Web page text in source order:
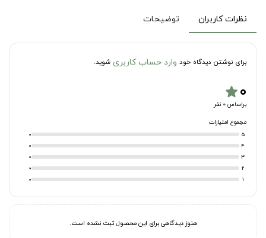
نظرات کاربران توضیحات
برای نوشتن دیدگاه خود وارد حساب کاربری شوید.
۰star
براساس 0 نفر
مجموع امتیازات
5
0
4
0
3
0
2
0
1
0
هنوز دیدگاهی برای این محصول ثبت نشده است.